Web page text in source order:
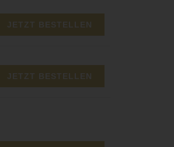
JETZT BESTELLEN
JETZT BESTELLEN